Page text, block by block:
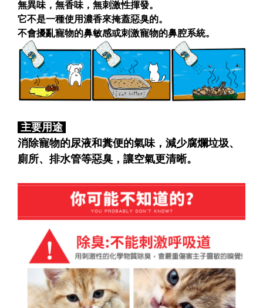
無異味，無香味，無刺激性揮發。
它不是一種使用濃香來掩蓋惡臭的。
不會擾亂寵物的鼻敏感或刺激寵物的鼻腔系統。
主要用途
消除寵物的尿液和糞便的氣味，減少腐爛垃圾、
廁所、排水管等惡臭，讓空氣更清晰。